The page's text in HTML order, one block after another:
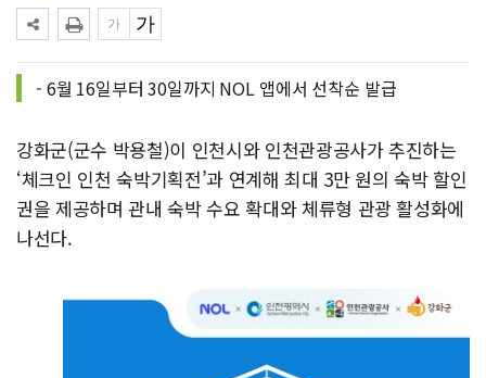
- 6월 16일부터 30일까지 NOL 앱에서 선착순 발급
강화군(군수 박용철)이 인천시와 인천관광공사가 추진하는
‘체크인 인천 숙박기획전’과 연계해 최대 3만 원의 숙박 할인
권을 제공하며 관내 숙박 수요 확대와 체류형 관광 활성화에
나선다.